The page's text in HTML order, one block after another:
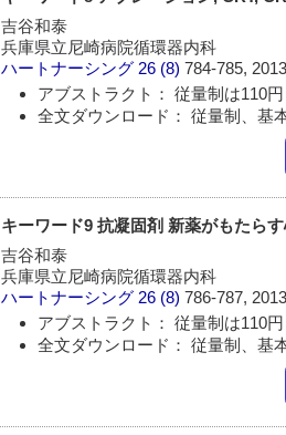
吉谷和泰
兵庫県立尼崎病院循環器内科
ハートナーシング 26 (8)784-785,
アブストラクト： 従量制は110
全文ダウンロード： 従量制、基
キーワード9 抗凝固剤 新薬がもたら
吉谷和泰
兵庫県立尼崎病院循環器内科
ハートナーシング 26 (8)786-787,
アブストラクト： 従量制は110
全文ダウンロード： 従量制、基